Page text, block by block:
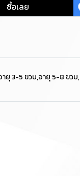
ซื้อเลย
ายุ 3-5 ขวบ,อายุ 5-8 ขวบ,